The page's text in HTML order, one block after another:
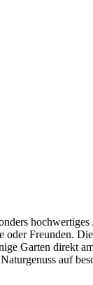
Freunden.
Garten direkt
auf